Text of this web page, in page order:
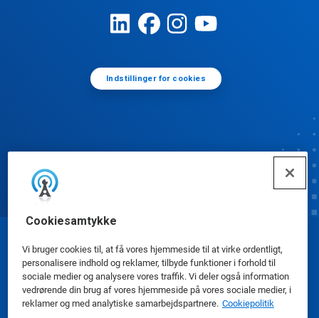
Cookiesamtykke
Vi bruger cookies til, at få vores hjemmeside til at virke ordentligt,
personalisere indhold og reklamer, tilbyde funktioner i forhold til
sociale medier og analysere vores traffik. Vi deler også information
vedrørende din brug af vores hjemmeside på vores sociale medier, i
reklamer og med analytiske samarbejdspartnere. Cookiepolitik
Indstillinger for cookies
© Ecolab Inc. 2025
Sikkerhedsdatablade|Privatlivspolitik|Betingelser
for brug